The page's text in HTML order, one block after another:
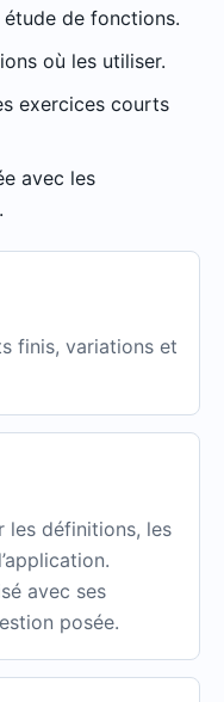
de fonctions.
où les utiliser.
exercices courts
avec les
finis, variations et
les définitions, les
avec ses
posée.